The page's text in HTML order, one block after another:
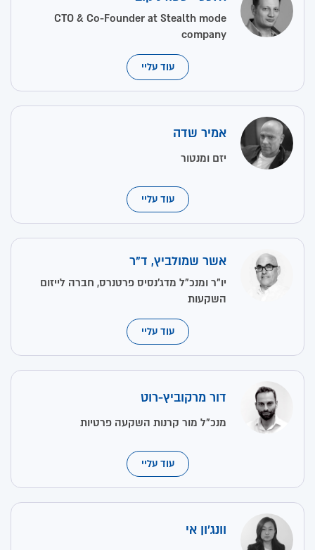
CTO & Co-Founder at Stealth mode
company
עוד עליי
אמיר שדה
יזם ומנטור
עוד עליי
אשר שמולביץ, ד"ר
יו"ר ומנכ"ל מדג'נסיס פרטנרס, חברה לייזום
השקעות
עוד עליי
דור מרקוביץ-רוט
מנכ"ל מור קרנות השקעה פרטיות
עוד עליי
וונג'ון אי